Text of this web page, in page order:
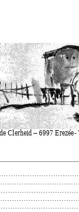
Clerheid – 6997